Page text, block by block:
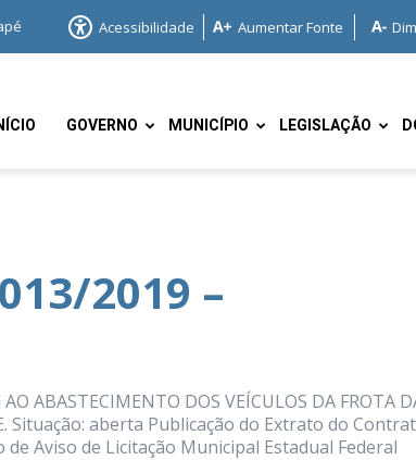
Acessibilidade Aumentar Fonte
GOVERNO MUNICÍPIO LEGISLAÇÃO
2019 –
ABASTECIMENTO DOS VEÍCULOS DA FROTA
Situação: aberta Publicação do Extrato do
Aviso de Licitação Municipal Estadual Federal